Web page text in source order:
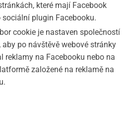
které mají Facebook
sociální plugin Facebooku.
cookie je nastaven společností
aby po návštěvě webové stránky
reklamy na Facebooku nebo na
založené na reklamě na